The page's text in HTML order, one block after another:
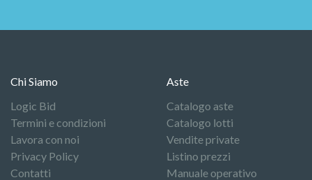
Chi Siamo
Logic Bid
Termini e condizioni
Lavora con noi
Privacy Policy
Contatti
Aste
Catalogo aste
Catalogo lotti
Vendite private
Listino prezzi
Manuale operativo